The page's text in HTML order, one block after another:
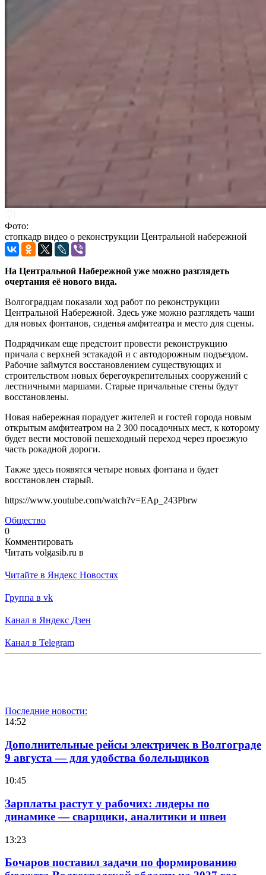
Фото:
стопкадр видео о реконструкции Центральной набережной
На Центральной Набережной уже можно разглядеть
очертания её нового вида.
Волгоградцам показали ход работ по реконструкции
Центральной Набережной. Здесь уже можно разглядеть чаши
для новых фонтанов, сиденья амфитеатра и место для сцены.
Подрядчикам еще предстоит провести реконструкцию
причала с верхней эстакадой и с автодорожным подъездом.
Рабочие займутся восстановлением существующих и
строительством новых берегоукрепительных сооружений с
лестничными маршами. Старые причальные стены будут
восстановлены.
Новая набережная порадует жителей и гостей города новым
открытым амфитеатром на 2 300 посадочных мест, к которому
будет вести мостовой пешеходный переход через проезжую
часть рокадной дороги.
Также здесь появятся четыре новых фонтана и будет
восстановлен старый.
https://www.youtube.com/watch?v=EAp_243Pbrw
Общество
0
Комментировать
Читать volgasib.ru в
Читайте в Яндекс Новостях
Группа в vk
Канал в Яндекс Дзен
Канал в Telegram
Последние новости:
14:52
Дополнительные рейсы электричек в Волгограде
9 августа — для удобства болельщиков
10:45
Зарплаты растут у рабочих: лидеры по
динамике — сварщики, аналитики и швеи
13:23
Бочаров поставил задачи по формированию